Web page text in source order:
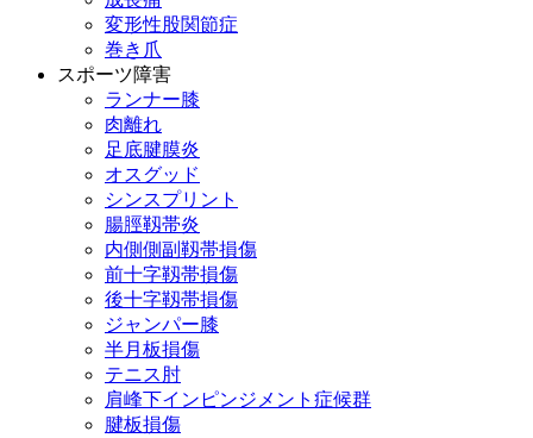
変形性股関節症
巻き爪
スポーツ障害
ランナー膝
肉離れ
足底腱膜炎
オスグッド
シンスプリント
腸脛靱帯炎
内側側副靱帯損傷
前十字靱帯損傷
後十字靱帯損傷
ジャンパー膝
半月板損傷
テニス肘
肩峰下インピンジメント症候群
腱板損傷